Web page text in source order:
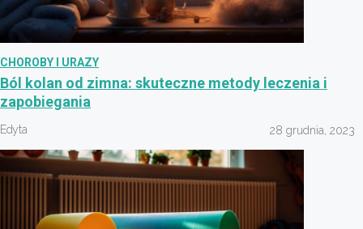
CHOROBY I URAZY
Ból kolan od zimna: skuteczne metody leczenia i
zapobiegania
Edyta 28 grudnia, 2023